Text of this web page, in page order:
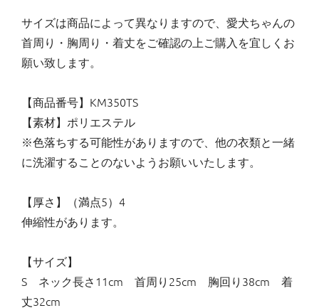
サイズは商品によって異なりますので、愛犬ちゃんの
首周り・胸周り・着丈をご確認の上ご購入を宜しくお
願い致します。
【商品番号】KM350TS
【素材】ポリエステル
※色落ちする可能性がありますので、他の衣類と一緒
に洗濯することのないようお願いいたします。
【厚さ】（満点5）4
伸縮性があります。
【サイズ】
S ネック長さ11cm 首周り25cm 胸回り38cm 着
丈32cm